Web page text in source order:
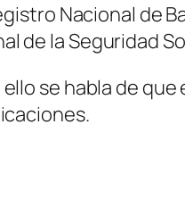
Nacional de
de la Seguridad
se habla de